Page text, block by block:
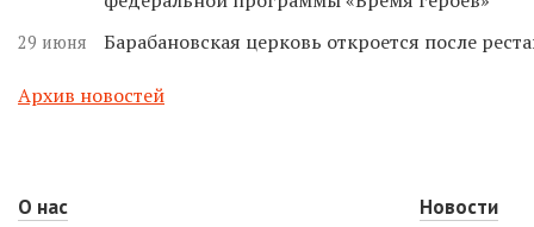
29 июня Барабановская церковь откроется после
Архив новостей
О нас
Новости